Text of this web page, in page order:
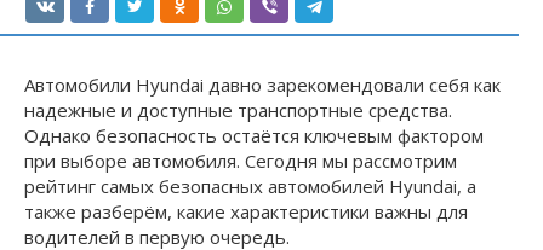
Автомобили Hyundai давно зарекомендовали себя как
надежные и доступные транспортные средства.
Однако безопасность остаётся ключевым фактором
при выборе автомобиля. Сегодня мы рассмотрим
рейтинг самых безопасных автомобилей Hyundai, а
также разберём, какие характеристики важны для
водителей в первую очередь.